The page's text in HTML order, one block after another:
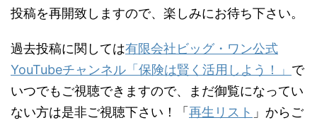
投稿を再開致しますので、楽しみにお待ち下さい。
過去投稿に関しては有限会社ビッグ・ワン公式
YouTubeチャンネル「保険は賢く活用しよう！」 で
いつでもご視聴できますので、まだ御覧になってい
ない方は是非ご視聴下さい！「 再生リスト 」からご